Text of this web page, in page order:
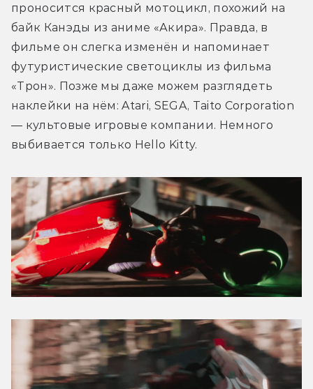
проносится красный мотоцикл, похожий на
байк Канэды из аниме «Акира». Правда, в
фильме он слегка изменён и напоминает
футуристические светоциклы из фильма
«Трон». Позже мы даже можем разглядеть
наклейки на нём: Atari, SEGA, Taito Corporation
— культовые игровые компании. Немного
выбивается только Hello Kitty.